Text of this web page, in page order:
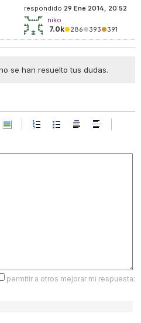
respondido 29 Ene 2014, 20:52
niko
7.0k●286●393●391
se han resuelto tus dudas.
permitir a otros mejorar mi respuesta: